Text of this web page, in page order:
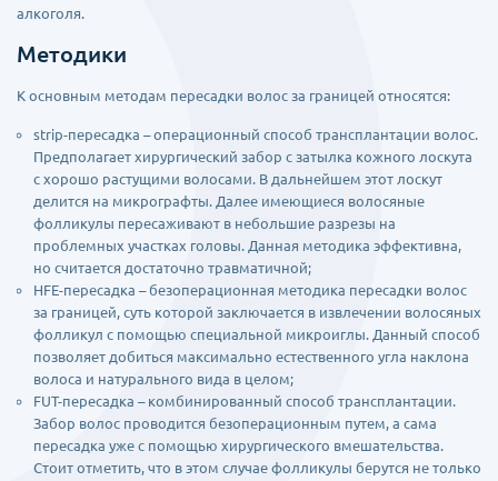
алкоголя.
Методики
К основным методам пересадки волос за границей относятся:
strip-пересадка – операционный способ трансплантации волос.
Предполагает хирургический забор с затылка кожного лоскута
с хорошо растущими волосами. В дальнейшем этот лоскут
делится на микрографты. Далее имеющиеся волосяные
фолликулы пересаживают в небольшие разрезы на
проблемных участках головы. Данная методика эффективна,
но считается достаточно травматичной;
HFE-пересадка – безоперационная методика пересадки волос
за границей, суть которой заключается в извлечении волосяных
фолликул с помощью специальной микроиглы. Данный способ
позволяет добиться максимально естественного угла наклона
волоса и натурального вида в целом;
FUT-пересадка – комбинированный способ трансплантации.
Забор волос проводится безоперационным путем, а сама
пересадка уже с помощью хирургического вмешательства.
Стоит отметить, что в этом случае фолликулы берутся не только